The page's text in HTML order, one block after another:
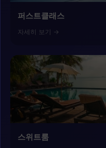
퍼스트클래스
자세히 보기 →
스위트룸